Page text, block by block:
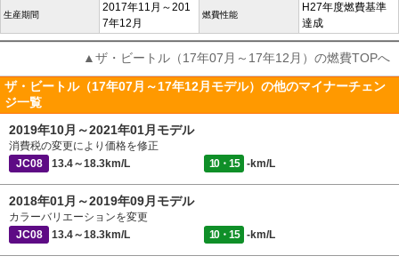
生産期間
2017年11月～201
7年12月
燃費性能
H27年度燃費基準
達成
▲ザ・ビートル（17年07月～17年12月）の燃費TOPへ
ザ・ビートル（17年07月～17年12月モデル）の他のマイナーチェン
ジ一覧
2019年10月～2021年01月モデル
消費税の変更により価格を修正
JC08
13.4～18.3km/L 10・15 -km/L
2018年01月～2019年09月モデル
カラーバリエーションを変更
JC08
13.4～18.3km/L 10・15 -km/L